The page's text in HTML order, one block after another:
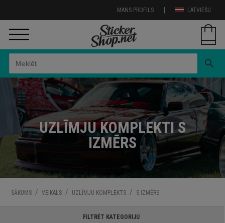
LATVIEŠU
|
MANS PROFILS
search
UZLĪMJU KOMPLEKTI S
IZMĒRS
SĀKUMS / VEIKALS / UZLĪMJU KOMPLEKTS / S IZMĒRS
FILTRĒT KATEGORIJU